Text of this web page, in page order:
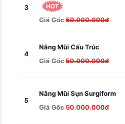
3 HOT
Giá Gốc 50.000.000đ
4
Nâng Mũi Cấu Trúc
Giá Gốc 50.000.000đ
5
Nâng Mũi Sụn Surgiform
Giá Gốc 50.000.000đ